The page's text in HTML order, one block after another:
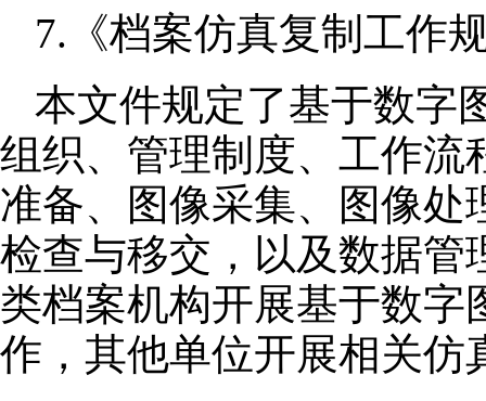
7.《档案仿真复制工作
本文件规定了基于数字
组织、管理制度、工作流
准备、图像采集、图像处
检查与移交，以及数据管
类档案机构开展基于数字
作，其他单位开展相关仿